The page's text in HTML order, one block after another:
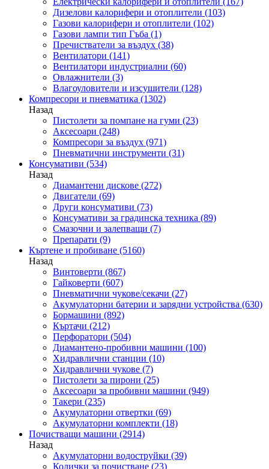
Дизелови калорифери и отоплители (103)
Газови калорифери и отоплители (102)
Газови лампи тип Гъба (1)
Пречистватели за въздух (38)
Вентилатори (141)
Вентилатори индустриални (60)
Овлажнители (3)
Влагоуловители и изсушители (128)
Компресори и пневматика (1302)
Назад
Пистолети за помпане на гуми (23)
Аксесоари (248)
Компресори за въздух (971)
Пневматични инструменти (31)
Консумативи (534)
Назад
Диамантени дискове (272)
Двигатели (69)
Други консумативи (73)
Консумативи за градинска техника (89)
Смазочни и залепващи (7)
Препарати (9)
Къртене и пробиване (5160)
Назад
Винтоверти (867)
Гайковерти (607)
Пневматични чукове/секачи (27)
Акумулаторни батерии и зарядни устройства (630)
Бормашини (892)
Къртачи (212)
Перфоратори (504)
Диамантено-пробивни машини (100)
Хидравлични станции (10)
Хидравлични чукове (7)
Пистолети за пирони (25)
Аксесоари за пробивни машини (949)
Такери (235)
Акумулаторни отвертки (69)
Акумулаторни комплекти (18)
Почистващи машини (2914)
Назад
Акумулаторни водоструйки (39)
Колички за почистване (23)